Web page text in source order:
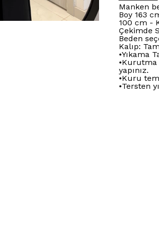
Manken
Boy 163
100 cm -
Çekimde
Beden
Kalıp:
•Yıkama
yapınız.
•Kuru
•Tersten